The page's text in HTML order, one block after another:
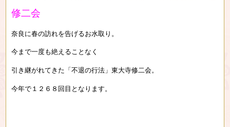
修二会
奈良に春の訪れを告げるお水取り。
今まで一度も絶えることなく
引き継がれてきた「不退の行法」東大寺修二会。
今年で１２６８回目となります。